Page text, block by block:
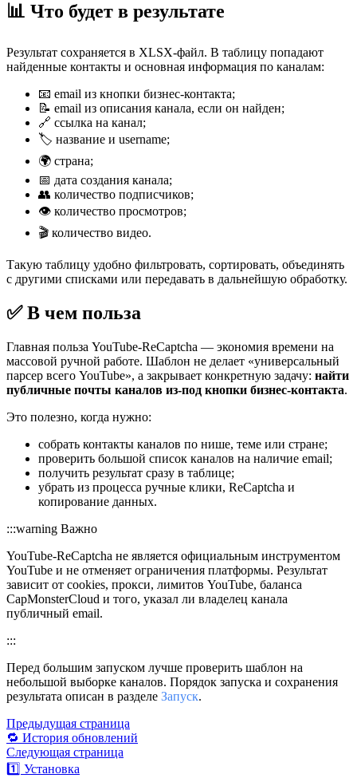
📊 Что будет в результате
Результат сохраняется в XLSX-файл. В таблицу попадают
найденные контакты и основная информация по каналам:
📧 email из кнопки бизнес-контакта;
📝 email из описания канала, если он найден;
🔗 ссылка на канал;
🏷️ название и username;
🌍 страна;
📅 дата создания канала;
👥 количество подписчиков;
👁️ количество просмотров;
🎬 количество видео.
Такую таблицу удобно фильтровать, сортировать, объединять
с другими списками или передавать в дальнейшую обработку.
✅ В чем польза
Главная польза YouTube-ReCaptcha — экономия времени на
массовой ручной работе. Шаблон не делает «универсальный
парсер всего YouTube», а закрывает конкретную задачу: найти
публичные почты каналов из-под кнопки бизнес-контакта.
Это полезно, когда нужно:
собрать контакты каналов по нише, теме или стране;
проверить большой список каналов на наличие email;
получить результат сразу в таблице;
убрать из процесса ручные клики, ReCaptcha и
копирование данных.
:::warning Важно
YouTube-ReCaptcha не является официальным инструментом
YouTube и не отменяет ограничения платформы. Результат
зависит от cookies, прокси, лимитов YouTube, баланса
CapMonsterCloud и того, указал ли владелец канала
публичный email.
:::
Перед большим запуском лучше проверить шаблон на
небольшой выборке каналов. Порядок запуска и сохранения
результата описан в разделе Запуск.
Предыдущая страница
🔁 История обновлений
Следующая страница
1️⃣ Установка